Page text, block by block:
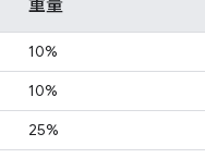
重量
10%
10%
25%